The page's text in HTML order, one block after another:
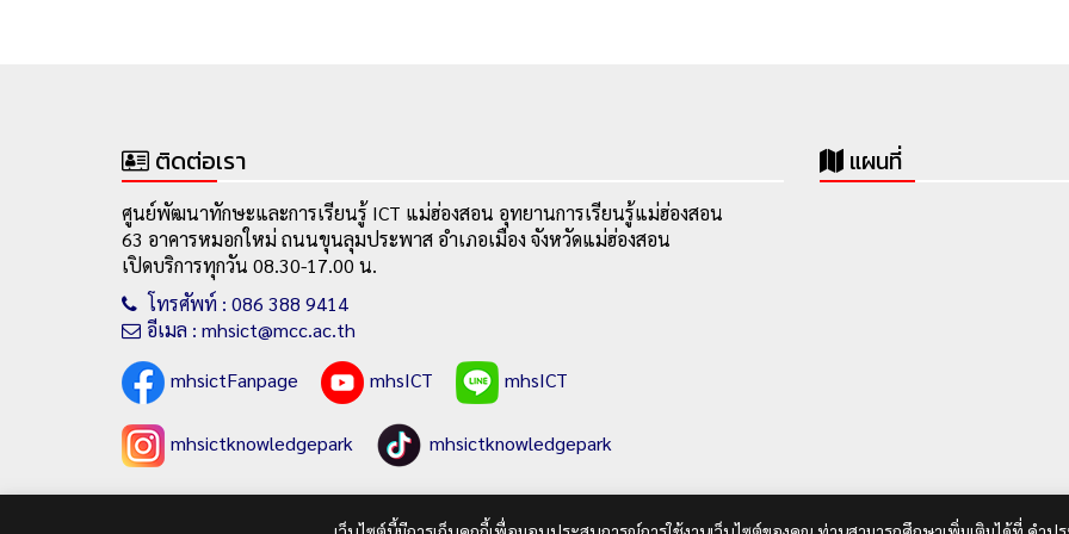
ติดต่อเรา
ศูนย์พัฒนาทักษะและการเรียนรู้ ICT แม่ฮ่องสอน อุทยานการเรียนรู้แม่ฮ่องสอน
63 อาคารหมอกใหม่ ถนนขุนลุมประพาส อำเภอเมือง จังหวัดแม่ฮ่องสอน
เปิดบริการทุกวัน 08.30-17.00 น.
โทรศัพท์ : 086 388 9414
อีเมล : mhsict@mcc.ac.th
mhsictFanpage
mhsICT mhsICT
mhsictknowledgepark mhsictknowledgepark
เยี่ยมชมเว็บไซต์ปี 2552-2564
แผนที่